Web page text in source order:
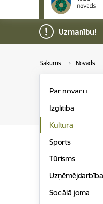
Uzmanību!
Sākums Novads
Par novadu
Izglītība
Kultūra
Sports
Tūrisms
Uzņēmējdarbība
Sociālā joma